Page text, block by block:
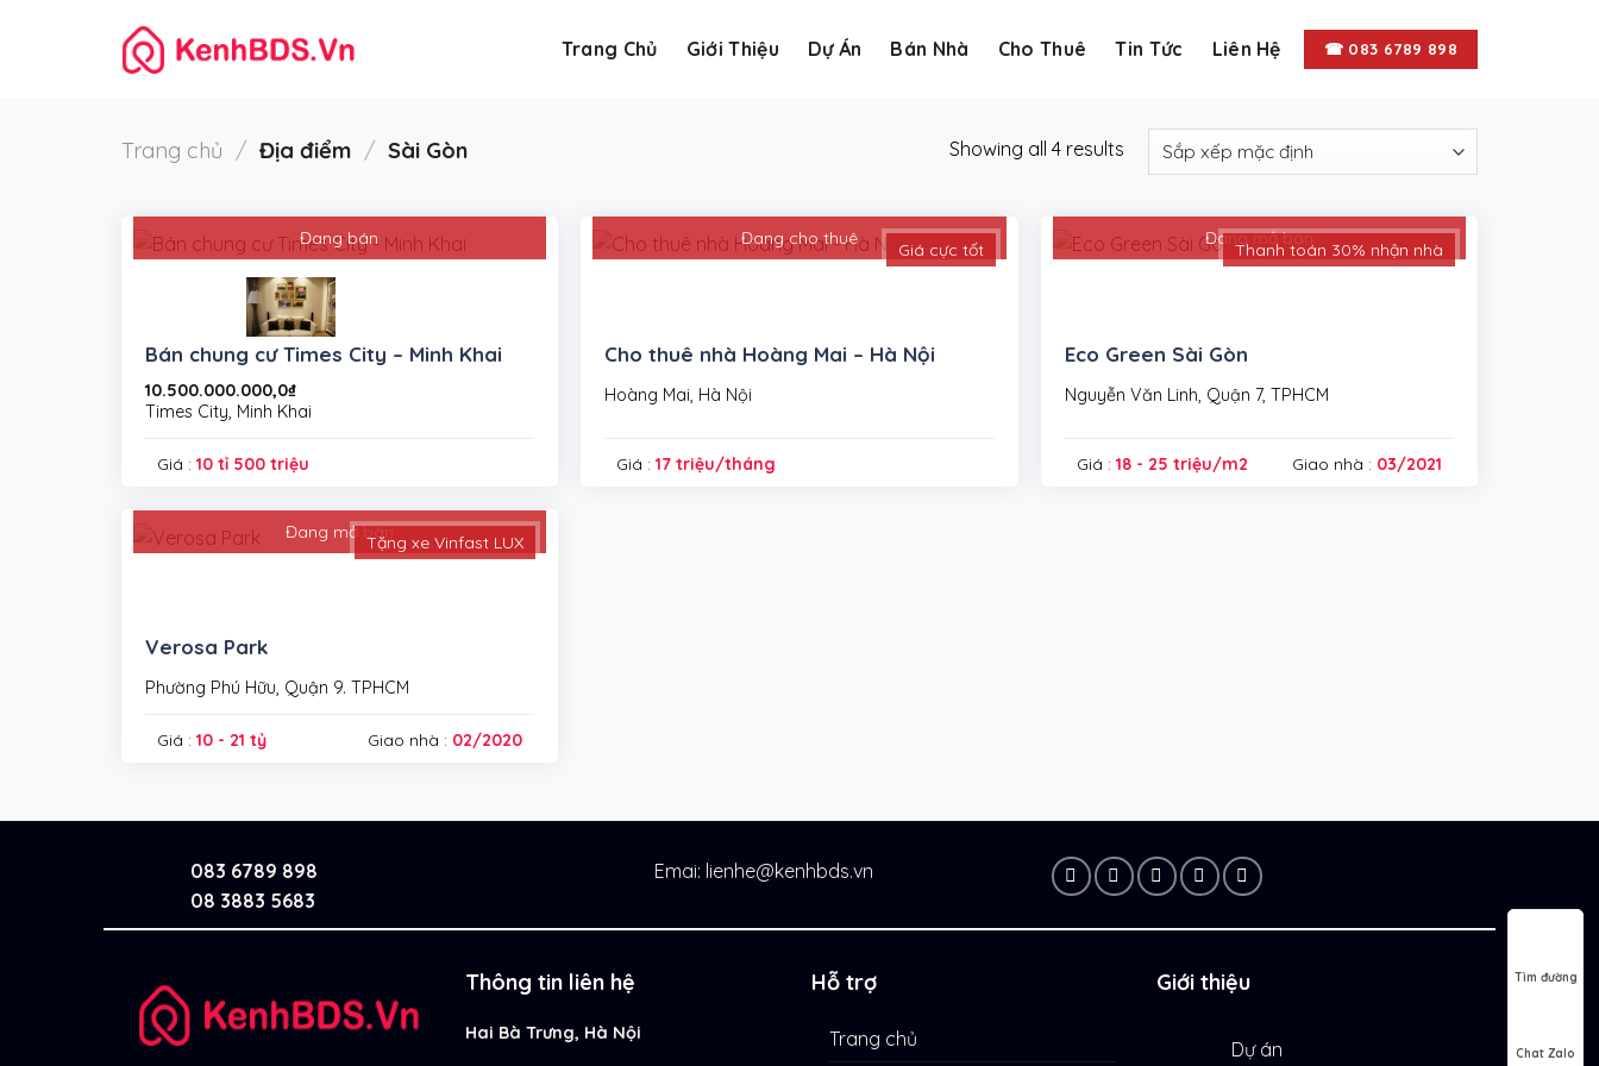
Trang Chủ Giới Thiệu Dự Án Bán Nhà Cho Thuê Tin Tức Liên Hệ ☎︎ 083 6789 898
Trang chủ / Địa điểm / Sài Gòn Showing all 4 results
Đang bán
Bán chung cư Times City – Minh Khai
10.500.000.000,0₫
Times City, Minh Khai
Giá : 10 tỉ 500 triệu
Đang cho thuê
Giá cực tốt
Cho thuê nhà Hoàng Mai – Hà Nội
Hoàng Mai, Hà Nội
Giá :17 triệu/tháng
Đang mở bán
Thanh toán 30% nhận nhà
Eco Green Sài Gòn
Nguyễn Văn Linh, Quận 7, TPHCM
Giá :18 - 25 triệu/m2 Giao nhà : 03/2021
Đang mở bán
Tặng xe Vinfast LUX
Verosa Park
Phường Phú Hữu, Quận 9. TPHCM
Giá : 10 - 21 tỷ Giao nhà : 02/2020
083 6789 898
08 3883 5683
Emai: lienhe@kenhbds.vn
Thông tin liên hệ
Hai Bà Trưng, Hà Nội
Hỗ trợ
Trang chủ
Giới thiệu
Dự án
Tìm đường
Chat Zalo